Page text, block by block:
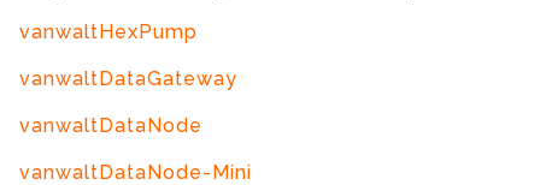
vanwaltHexPump
vanwaltDataGateway
vanwaltDataNode
vanwaltDataNode-Mini